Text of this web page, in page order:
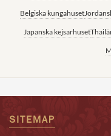
Belgiska kungahuset
Japanska kejsarhuset
SITEMAP